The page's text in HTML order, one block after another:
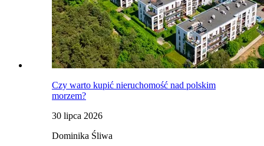
Czy warto kupić nieruchomość nad polskim
morzem?
30 lipca 2026
Dominika Śliwa